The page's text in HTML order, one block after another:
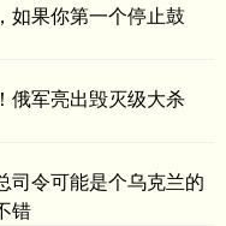
如果你第一个停止鼓
俄军亮出毁灭级大杀
司令可能是个乌克兰的
错